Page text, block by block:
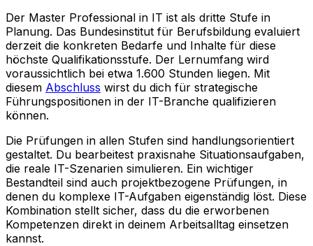
Der Master Professional in IT ist als dritte Stufe in
Planung. Das Bundesinstitut für Berufsbildung evaluiert
derzeit die konkreten Bedarfe und Inhalte für diese
höchste Qualifikationsstufe. Der Lernumfang wird
voraussichtlich bei etwa 1.600 Stunden liegen. Mit
diesem Abschluss wirst du dich für strategische
Führungspositionen in der IT-Branche qualifizieren
können.
Die Prüfungen in allen Stufen sind handlungsorientiert
gestaltet. Du bearbeitest praxisnahe Situationsaufgaben,
die reale IT-Szenarien simulieren. Ein wichtiger
Bestandteil sind auch projektbezogene Prüfungen, in
denen du komplexe IT-Aufgaben eigenständig löst. Diese
Kombination stellt sicher, dass du die erworbenen
Kompetenzen direkt in deinem Arbeitsalltag einsetzen
kannst.